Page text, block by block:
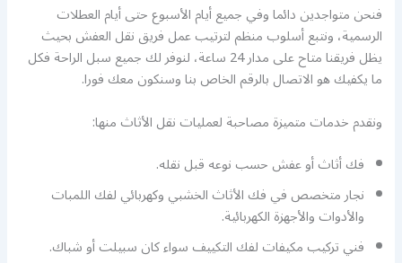
فنحن متواجدين دائما وفي جميع أيام الأسبوع حتى أيام العطلات
الرسمية، ونتبع أسلوب منظم لترتيب عمل فريق نقل العفش بحيث
يظل فريقنا متاح على مدار 24 ساعة، لنوفر لك جميع سبل الراحة فكل
ما يكفيك هو الاتصال بالرقم الخاص بنا وسنكون معك فورا.
ونقدم خدمات متميزة مصاحبة لعمليات نقل الأثاث منها:
فك أثاث أو عفش حسب نوعه قبل نقله.
نجار متخصص في فك الأثاث الخشبي وكهربائي لفك اللمبات
والأدوات والأجهزة الكهربائية.
فني تركيب مكيفات لفك التكييف سواء كان سبيلت أو شباك.